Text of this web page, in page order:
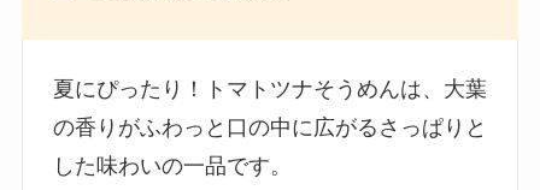
夏にぴったり！トマトツナそうめんは、大葉
の香りがふわっと口の中に広がるさっぱりと
した味わいの一品です。